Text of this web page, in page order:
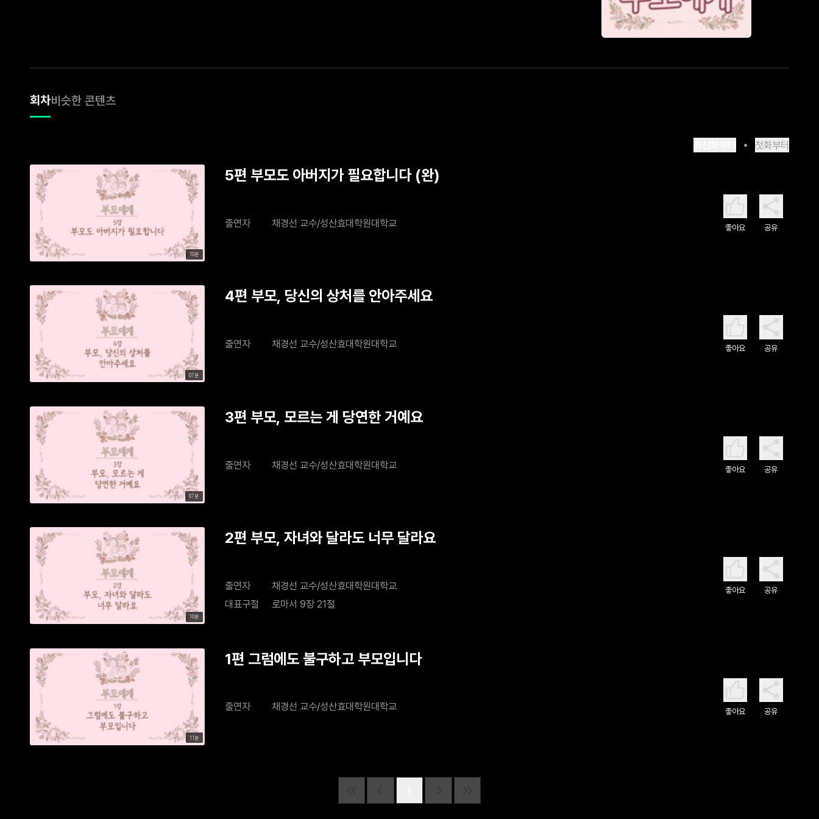
회차비슷한 콘텐츠
첫화부터
10분
5편 부모도 아버지가 필요합니다 (완)
출연자 채경선 교수/성산효대학원대학교 좋아요 공유
07분
4편 부모, 당신의 상처를 안아주세요
출연자 채경선 교수/성산효대학원대학교 좋아요 공유
07분
3편 부모, 모르는 게 당연한 거예요
출연자 채경선 교수/성산효대학원대학교 좋아요 공유
10분
2편 부모, 자녀와 달라도 너무 달라요
출연자
채경선 교수/성산효대학원대학교
대표구절
로마서 9장 21절
좋아요 공유
11분
1편 그럼에도 불구하고 부모입니다
출연자 채경선 교수/성산효대학원대학교 좋아요 공유